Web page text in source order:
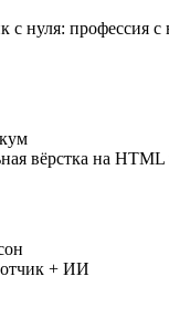
с нуля: профессия
вёрстка на HTML
+ ИИ